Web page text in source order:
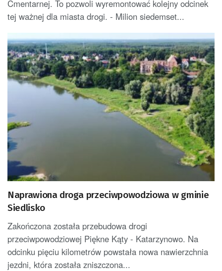
Cmentarnej. To pozwoli wyremontować kolejny odcinek
tej ważnej dla miasta drogi. - Milion siedemset...
Naprawiona droga przeciwpowodziowa w gminie
Siedlisko
Zakończona została przebudowa drogi
przeciwpowodziowej Piękne Kąty - Katarzynowo. Na
odcinku pięciu kilometrów powstała nowa nawierzchnia
jezdni, która została zniszczona...